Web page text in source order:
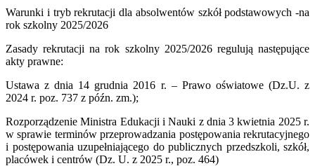
Warunki i tryb rekrutacji dla absolwentów szkół podstawowych -na
rok szkolny 2025/2026
Zasady rekrutacji na rok szkolny 2025/2026 regulują następujące
akty prawne:
Ustawa z dnia 14 grudnia 2016 r. – Prawo oświatowe (Dz.U. z
2024 r. poz. 737 z późn. zm.);
Rozporządzenie Ministra Edukacji i Nauki z dnia 3 kwietnia 2025 r.
w sprawie terminów przeprowadzania postępowania rekrutacyjnego
i postępowania uzupełniającego do publicznych przedszkoli, szkół,
placówek i centrów (Dz. U. z 2025 r., poz. 464)